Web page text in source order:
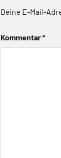
Deine E-Mail-
Kommentar*